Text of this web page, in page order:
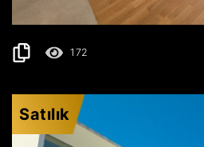
172
Satılık